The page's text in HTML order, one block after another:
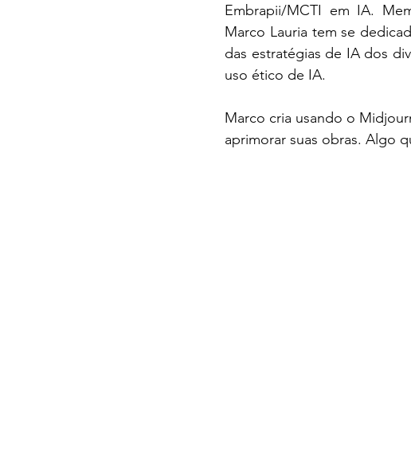
Embrapii/MCTI em IA.
Marco Lauria tem se
das estratégias de IA dos
uso ético de IA.
Marco cria usando o
aprimorar suas obras. Algo